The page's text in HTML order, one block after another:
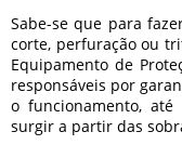
Sabe-se que para
corte, perfuração ou
Equipamento de
responsáveis por
o funcionamento,
surgir a partir das